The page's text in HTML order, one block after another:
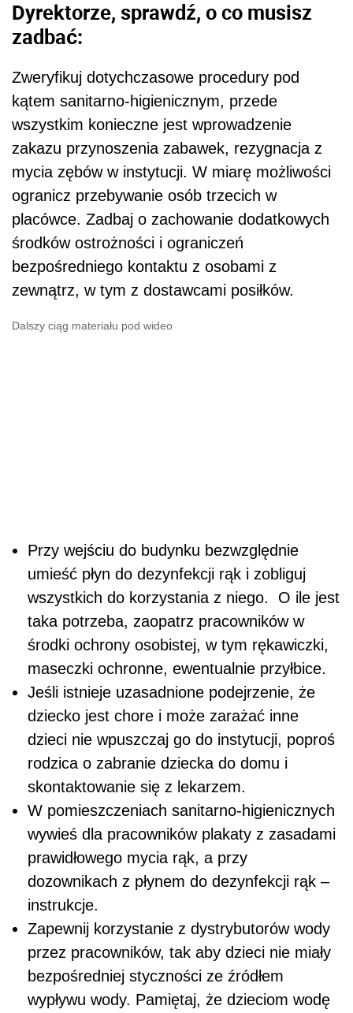
Dyrektorze, sprawdź, o co musisz
zadbać:
Zweryfikuj dotychczasowe procedury pod
kątem sanitarno-higienicznym, przede
wszystkim konieczne jest wprowadzenie
zakazu przynoszenia zabawek, rezygnacja z
mycia zębów w instytucji. W miarę możliwości
ogranicz przebywanie osób trzecich w
placówce. Zadbaj o zachowanie dodatkowych
środków ostrożności i ograniczeń
bezpośredniego kontaktu z osobami z
zewnątrz, w tym z dostawcami posiłków.
Dalszy ciąg materiału pod wideo
Przy wejściu do budynku bezwzględnie
umieść płyn do dezynfekcji rąk i zobliguj
wszystkich do korzystania z niego. O ile jest
taka potrzeba, zaopatrz pracowników w
środki ochrony osobistej, w tym rękawiczki,
maseczki ochronne, ewentualnie przyłbice.
Jeśli istnieje uzasadnione podejrzenie, że
dziecko jest chore i może zarażać inne
dzieci nie wpuszczaj go do instytucji, poproś
rodzica o zabranie dziecka do domu i
skontaktowanie się z lekarzem.
W pomieszczeniach sanitarno-higienicznych
wywieś dla pracowników plakaty z zasadami
prawidłowego mycia rąk, a przy
dozownikach z płynem do dezynfekcji rąk –
instrukcje.
Zapewnij korzystanie z dystrybutorów wody
przez pracowników, tak aby dzieci nie miały
bezpośredniej styczności ze źródłem
wypływu wody. Pamiętaj, że dzieciom wodę